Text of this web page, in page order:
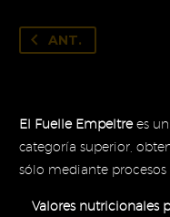
ANT.
El Fuelle Empeltrees un
categoría superior,
sólo mediante procesos
Valores nutricionales